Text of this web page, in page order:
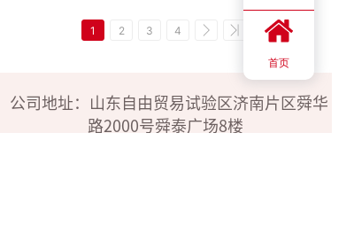
1 2 3 4
公司地址：山东自由贸易试验区济南片区舜华
路2000号舜泰广场8楼
首页